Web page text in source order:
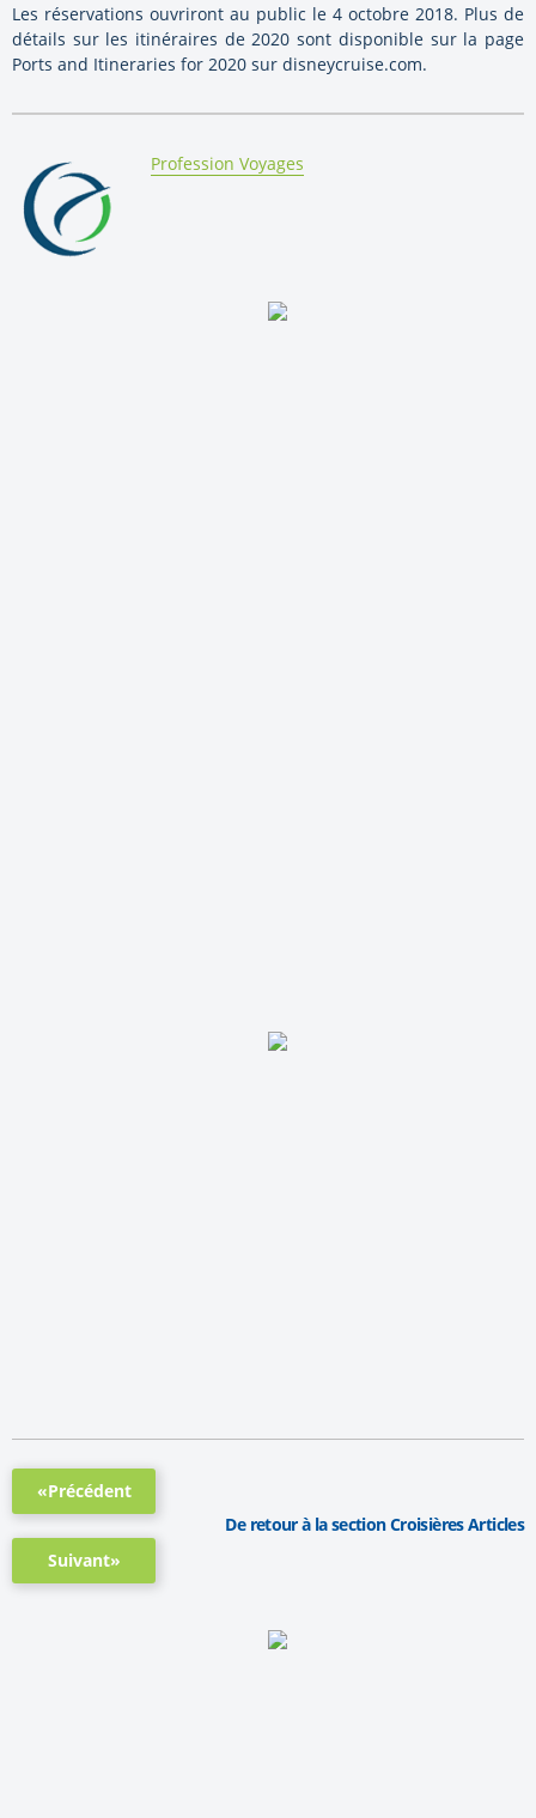
Les réservations ouvriront au public le 4 octobre 2018. Plus de
détails sur les itinéraires de 2020 sont disponible sur la page
Ports and Itineraries for 2020 sur disneycruise.com.
By:
Profession Voyages
«Précédent
Suivant»
De retour à la section Croisières Articles